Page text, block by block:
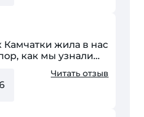
Камчатки жила в нас
как мы узнали
крае.
Камчатского
Читать отзыв